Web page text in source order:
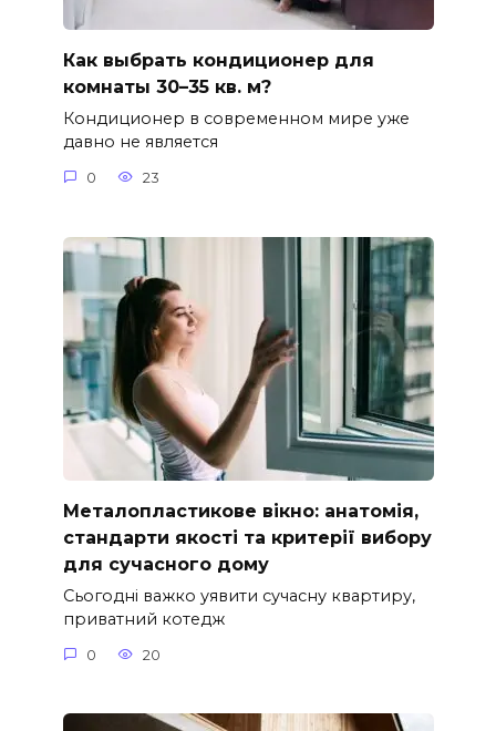
Как выбрать кондиционер для
комнаты 30–35 кв. м?
Кондиционер в современном мире уже
давно не является
0 23
Металопластикове вікно: анатомія,
стандарти якості та критерії вибору
для сучасного дому
Сьогодні важко уявити сучасну квартиру,
приватний котедж
0 20